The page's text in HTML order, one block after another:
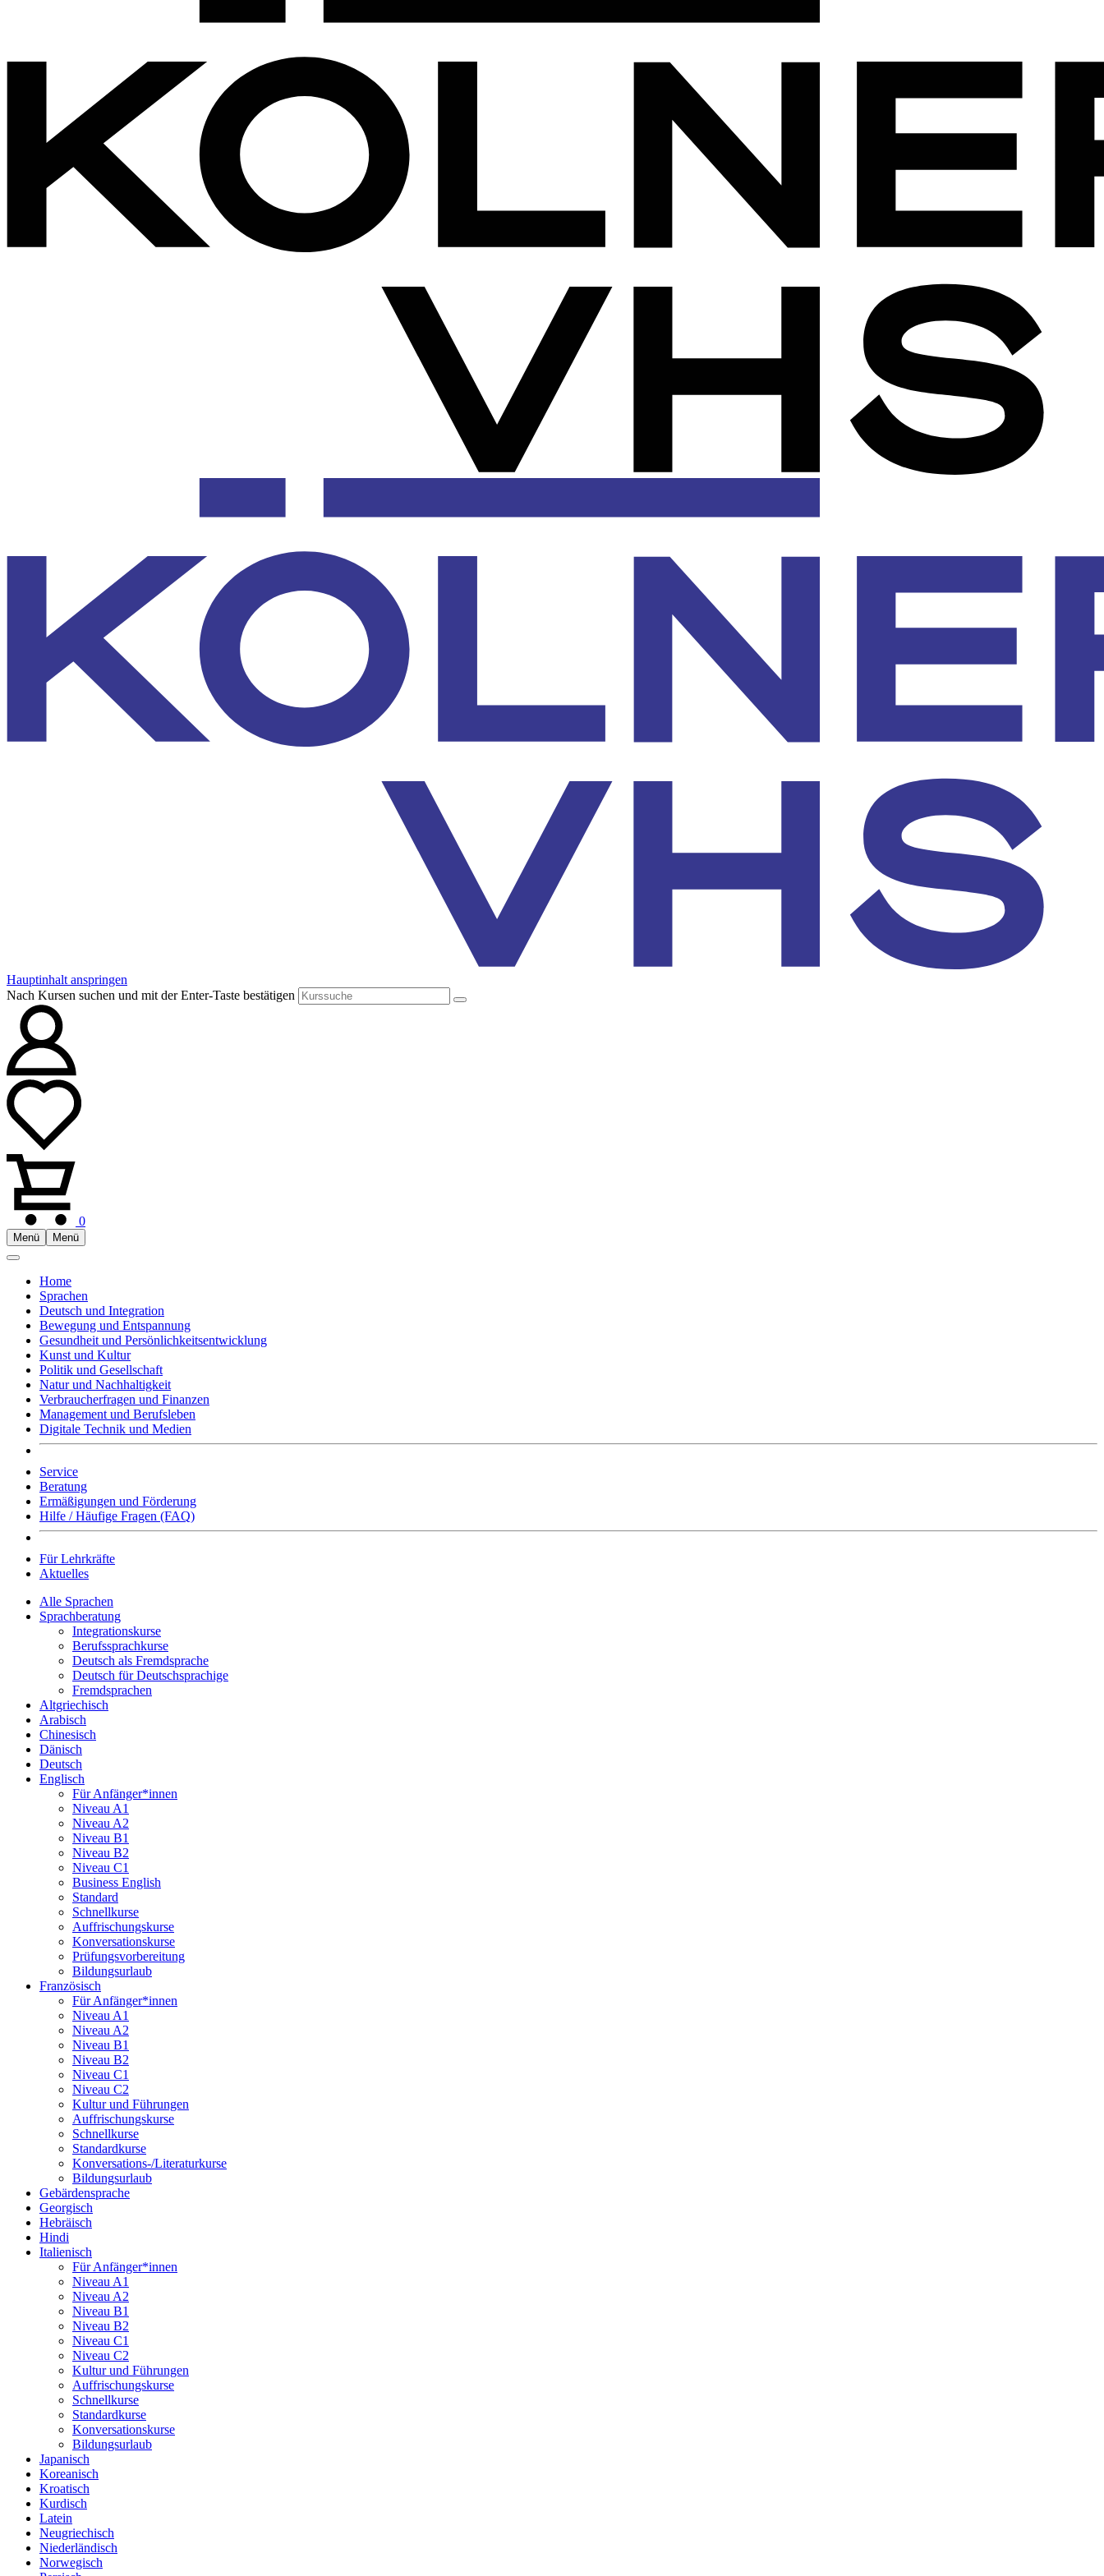
Hauptinhalt anspringen
Nach Kursen suchen und mit der Enter-Taste bestätigen
0
Menü Menü
Home
Sprachen
Deutsch und Integration
Bewegung und Entspannung
Gesundheit und Persönlichkeitsentwicklung
Kunst und Kultur
Politik und Gesellschaft
Natur und Nachhaltigkeit
Verbraucherfragen und Finanzen
Management und Berufsleben
Digitale Technik und Medien
Service
Beratung
Ermäßigungen und Förderung
Hilfe / Häufige Fragen (FAQ)
Für Lehrkräfte
Aktuelles
Alle Sprachen
Sprachberatung
Integrationskurse
Berufssprachkurse
Deutsch als Fremdsprache
Deutsch für Deutschsprachige
Fremdsprachen
Altgriechisch
Arabisch
Chinesisch
Dänisch
Deutsch
Englisch
Für Anfänger*innen
Niveau A1
Niveau A2
Niveau B1
Niveau B2
Niveau C1
Business English
Standard
Schnellkurse
Auffrischungskurse
Konversationskurse
Prüfungsvorbereitung
Bildungsurlaub
Französisch
Für Anfänger*innen
Niveau A1
Niveau A2
Niveau B1
Niveau B2
Niveau C1
Niveau C2
Kultur und Führungen
Auffrischungskurse
Schnellkurse
Standardkurse
Konversations-/Literaturkurse
Bildungsurlaub
Gebärdensprache
Georgisch
Hebräisch
Hindi
Italienisch
Für Anfänger*innen
Niveau A1
Niveau A2
Niveau B1
Niveau B2
Niveau C1
Niveau C2
Kultur und Führungen
Auffrischungskurse
Schnellkurse
Standardkurse
Konversationskurse
Bildungsurlaub
Japanisch
Koreanisch
Kroatisch
Kurdisch
Latein
Neugriechisch
Niederländisch
Norwegisch